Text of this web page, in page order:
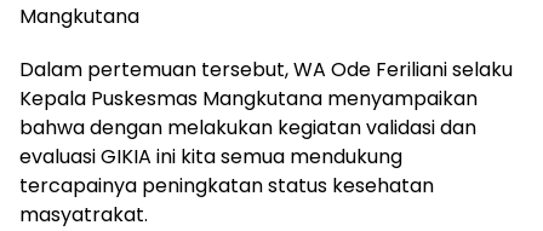
Mangkutana
Dalam pertemuan tersebut, WA Ode Feriliani selaku
Kepala Puskesmas Mangkutana menyampaikan
bahwa dengan melakukan kegiatan validasi dan
evaluasi GIKIA ini kita semua mendukung
tercapainya peningkatan status kesehatan
masyatrakat.